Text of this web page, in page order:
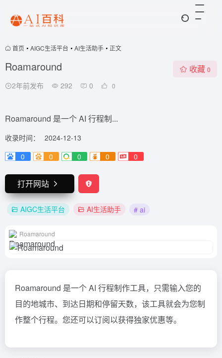
首页 • AIGC生活平台 • AI生活助手 • 正文
Roamaround
2年前发布 292 0 0
收藏 0
Roamaround 是一个 AI 行程制...
收录时间：
2024-12-13
0
0 0 0 0
打开网站
AIGC生活平台 AI生活助手 # ai
Roamaround
Roamaround 是一个 AI 行程制作工具，只需输入您的
目的地城市、到达日期和停留天数，该工具就会为您制
作整个行程。您还可以订阅以获得独家优惠等。